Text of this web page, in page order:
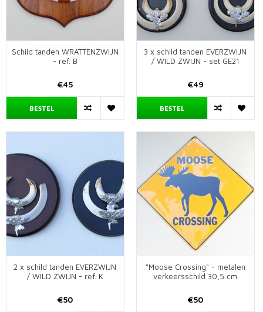
Schild tanden WRATTENZWIJN
- ref. B
€45
BESTEL
3 x schild tanden EVERZWIJN
/ WILD ZWIJN - set GE21
€49
BESTEL
2 x schild tanden EVERZWIJN
/ WILD ZWIJN - ref. K
€50
"Moose Crossing" - metalen
verkeersschild 30,5 cm
€50